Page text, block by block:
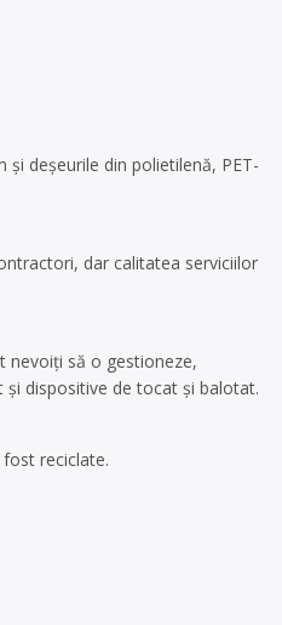
deșeurile din polietilenă, PET-
dar calitatea serviciilor
nevoiți să o gestioneze,
dispositive de tocat și balotat.
reciclate.